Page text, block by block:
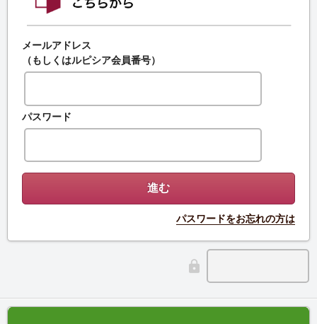
メールアドレス
（もしくはルピシア会員番号）
パスワード
パスワードをお忘れの方は